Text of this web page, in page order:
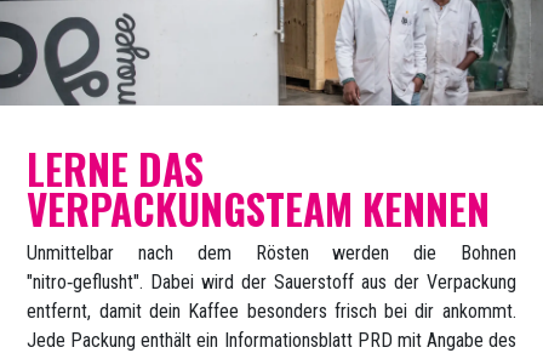
LERNE DAS
VERPACKUNGSTEAM KENNEN
Unmittelbar nach dem Rösten werden die Bohnen
"nitro‑geflusht". Dabei wird der Sauerstoff aus der Verpackung
entfernt, damit dein Kaffee besonders frisch bei dir ankommt.
Jede Packung enthält ein Informationsblatt PRD mit Angabe des